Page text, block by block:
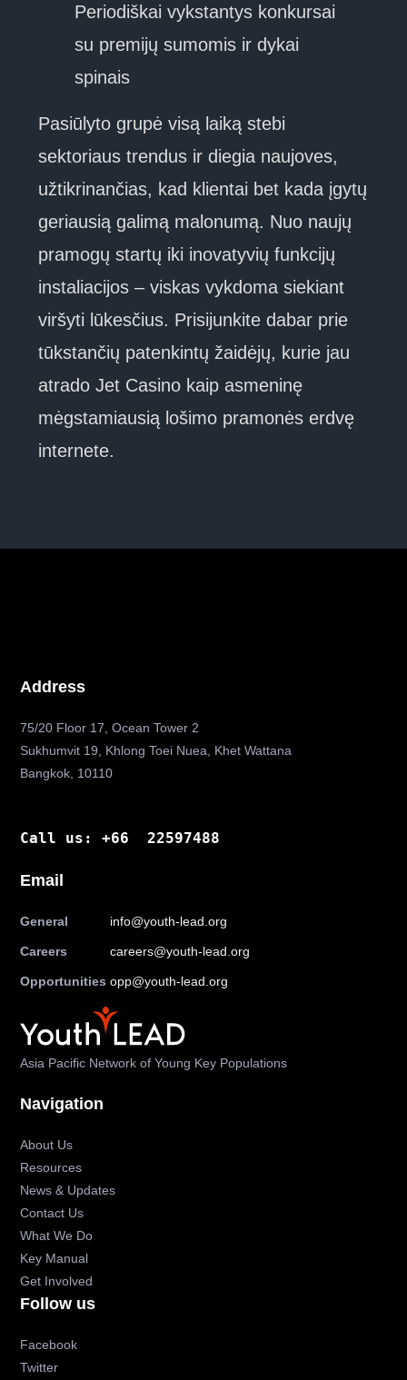
Periodiškai vykstantys konkursai
su premijų sumomis ir dykai
spinais
Pasiūlyto grupė visą laiką stebi
sektoriaus trendus ir diegia naujoves,
užtikrinančias, kad klientai bet kada įgytų
geriausią galimą malonumą. Nuo naujų
pramogų startų iki inovatyvių funkcijų
instaliacijos – viskas vykdoma siekiant
viršyti lūkesčius. Prisijunkite dabar prie
tūkstančių patenkintų žaidėjų, kurie jau
atrado Jet Casino kaip asmeninę
mėgstamiausią lošimo pramonės erdvę
internete.
Address
75/20 Floor 17, Ocean Tower 2
Sukhumvit 19, Khlong Toei Nuea, Khet Wattana
Bangkok, 10110
Call us: +66 22597488
Email
General info@youth-lead.org
Careers careers@youth-lead.org
Opportunities opp@youth-lead.org
Asia Pacific Network of Young Key Populations
Navigation
About Us
Resources
News & Updates
Contact Us
What We Do
Key Manual
Get Involved
Follow us
Facebook
Twitter